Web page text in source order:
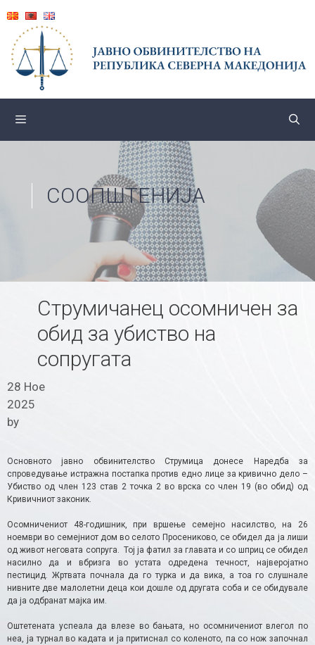
content
СООПШТЕНИЈА
Струмичанец осомничен за
обид за убиство на
сопругата
28 Ное
2025
by
Основното јавно обвинителство Струмица донесе Наредба за
спроведување истражна постапка против едно лице за кривично дело –
Убиство од член 123 став 2 точка 2 во врска со член 19 (во обид) од
Кривичниот законик.
Осомничениот 48-годишник, при вршење семејно насилство, на 26
ноември во семејниот дом во селото Просениково, се обидел да ја лиши
од живот неговата сопруга. Тој ја фатил за главата и со шприц се обидел
насилно да и вбризга во устата одредена течност, најверојатно
пестицид. Жртвата почнала да го турка и да вика, а тоа го слушнале
нивните две малолетни деца кои дошле од другата соба и се обидувале
да ја одбранат мајка им.
Оштетената успеала да влезе во бањата, но осомничениот влегол по
неа, ја турнал во кадата и ја притиснал со коленото, па со нож започнал